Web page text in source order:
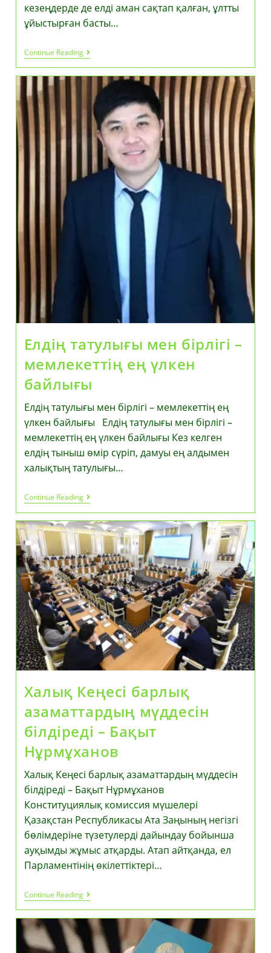
кезеңдерде де елді аман сақтап қалған, ұлтты
ұйыстырған басты…
Continue ReadingДостық
Пен
Бірлік
Тұрақтылығының
Елдің татулығы мен бірлігі –
мемлекеттің ең үлкен
байлығы
Елдің татулығы мен бірлігі – мемлекеттің ең
үлкен байлығы Елдің татулығы мен бірлігі –
мемлекеттің ең үлкен байлығы Кез келген
елдің тыныш өмір сүріп, дамуы ең алдымен
халықтың татулығы…
Continue ReadingЕлдің
Татулығы
Мен
Бірлігі
–
Мемлекеттің
Ең
Үлкен
Байлығы
Халық Кеңесі барлық
азаматтардың мүддесін
білдіреді – Бақыт
Нұрмұханов
Халық Кеңесі барлық азаматтардың мүддесін
білдіреді – Бақыт Нұрмұханов
Конституциялық комиссия мүшелері
Қазақстан Республикасы Ата Заңының негізгі
бөлімдеріне түзетулерді дайындау бойынша
ауқымды жұмыс атқарды. Атап айтқанда, ел
Парламентінің өкілеттіктері…
Continue ReadingХалық
Кеңесі
Барлық
Азаматтардың
Мүддесін
Білдіреді